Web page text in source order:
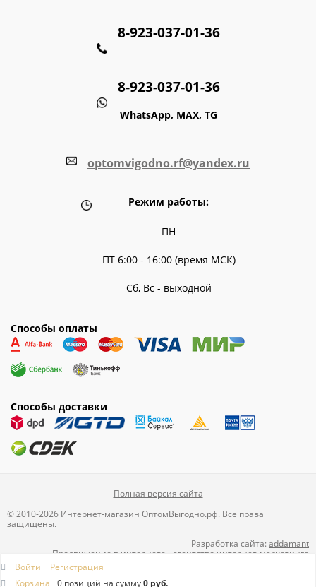
8-923-037-01-36
8-923-037-01-36
WhatsApp, MAX, TG
optomvigodno.rf@yandex.ru
Режим работы:
ПН
-
ПТ 6:00 - 16:00 (время МСК)
Сб, Вс - выходной
Способы оплаты
Способы доставки
Полная версия сайта
© 2010-2026 Интернет-магазин ОптомВыгодно.рф. Все права
защищены.
Разработка сайта: addamant
Продвижение в интернете
агентство интернет-маркетинга
Войти
Регистрация
Корзина
0 позиций на сумму0 руб.